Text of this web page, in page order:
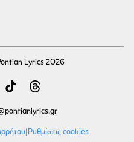
Lyrics 2026
| Ρυθμίσεις cookies